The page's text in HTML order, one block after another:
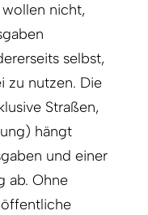
nicht,
selbst,
zu nutzen. Die
Straßen,
hängt
und einer
ab. Ohne